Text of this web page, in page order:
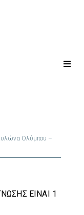
Ολύμπου –
ΕΊΝΑΙ 1